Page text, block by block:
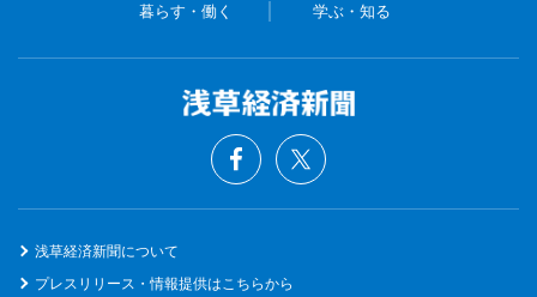
暮らす・働く 学ぶ・知る
浅草経済新聞について
プレスリリース・情報提供はこちらから